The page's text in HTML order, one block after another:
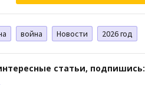
война Новости 2026 год
статьи, подпишись: